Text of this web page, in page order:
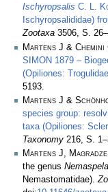
Ischyropsalis C. L.
Ischyropsalididae)
Zootaxa 3506, S.
Martens J & Chemini
SIMON 1879 –
(Opiliones:
5193.
Martens J &
species group:
taxa (Opiliones:
Taxonomy 216, S.
Martens J,
the genus Nemaspela
Nemastomatidae).